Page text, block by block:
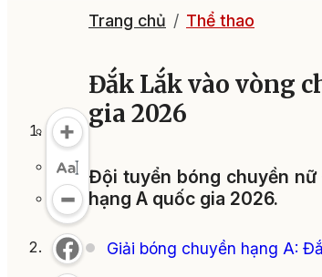
Trang chủ Thể thao
Đắk Lắk vào vòng
gia 2026
Đội tuyển bóng chuyền
hạng A quốc gia 2026.
Giải bóng chuyền hạng A: